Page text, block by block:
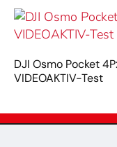
DJI Osmo Pocket
VIDEOAKTIV-Test